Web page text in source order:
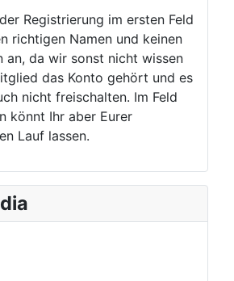
Registrierung im ersten Feld
richtigen Namen und keinen
an, da wir sonst nicht wissen
das Konto gehört und es
nicht freischalten. Im Feld
könnt Ihr aber Eurer
Lauf lassen.